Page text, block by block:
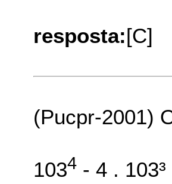
resposta:[C]
(Pucpr-2001)
1034 - 4 .